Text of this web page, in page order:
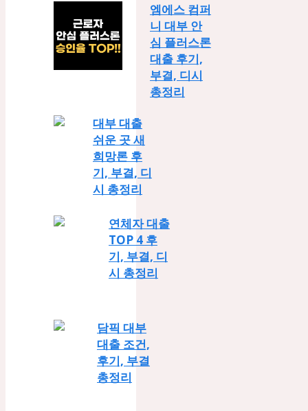
엠에스 컴퍼
니 대부 안
심 플러스론
대출 후기,
부결, 디시
총정리
대부 대출
쉬운 곳 새
희망론 후
기, 부결, 디
시 총정리
연체자 대출
TOP 4 후
기, 부결, 디
시 총정리
담픽 대부
대출 조건,
후기, 부결
총정리